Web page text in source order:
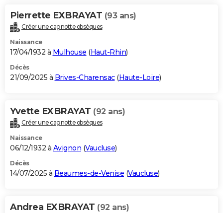
Pierrette EXBRAYAT (93 ans)
Créer une cagnotte obsèques
Naissance
17/04/1932 à Mulhouse (Haut-Rhin)
Décès
21/09/2025 à Brives-Charensac(Haute-Loire)
Yvette EXBRAYAT (92 ans)
Créer une cagnotte obsèques
Naissance
06/12/1932 à Avignon (Vaucluse)
Décès
14/07/2025 à Beaumes-de-Venise (Vaucluse)
Andrea EXBRAYAT (92 ans)